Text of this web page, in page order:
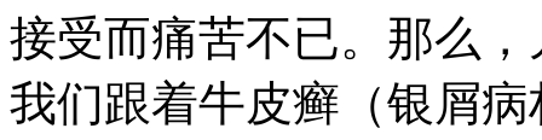
接受而痛苦不已。那么
我们跟着牛皮癣（银屑